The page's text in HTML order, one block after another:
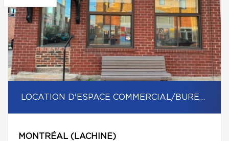
LOCATION D'ESPACE COMMERCIAL/BUREAU
MONTRÉAL (LACHINE)